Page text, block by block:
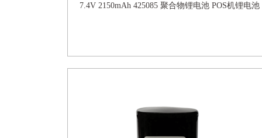
7.4V 2150mAh 425085 聚合物锂电池 POS机锂电池